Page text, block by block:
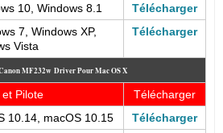
10, Windows 8.1
Télécharger
7, Windows XP,
Vista
Télécharger
MF232w Driver Pour Mac OS X
Pilote
Télécharger
10.14, macOS 10.15
Télécharger